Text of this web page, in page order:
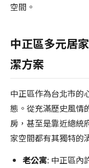
空間。
中正區多元居
潔方案
中正區作為台北市的
態。從充滿歷史風情
房，甚至是靠近總統
家空間都有其獨特的
老公寓: 中正區內